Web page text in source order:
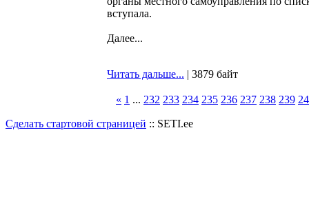
вступала.
Далее...
Читать дальше... | 3879 байт
« 1 ... 232 233 234 235 236 237 238 239
Сделать стартовой страницей :: SETI.ee